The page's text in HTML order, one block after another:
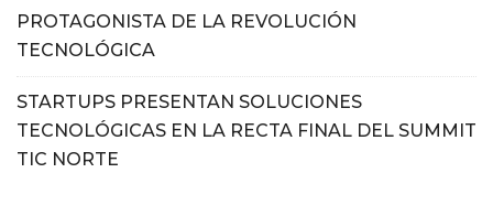
PROTAGONISTA DE LA REVOLUCIÓN
TECNOLÓGICA
STARTUPS PRESENTAN SOLUCIONES
TECNOLÓGICAS EN LA RECTA FINAL DEL SUMMIT
TIC NORTE